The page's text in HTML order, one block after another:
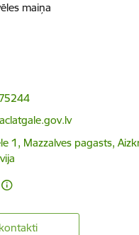
maiņa
1, Mazzalves pagasts,